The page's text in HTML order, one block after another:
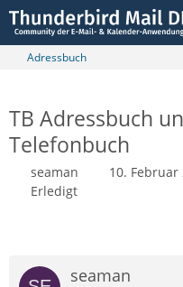
Adressbuch
TB Adressbuch
Telefonbuch
seaman 10. Februar
Erledigt
seaman